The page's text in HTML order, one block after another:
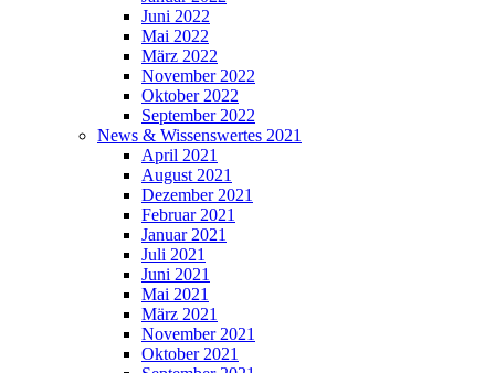
Juni 2022
Mai 2022
März 2022
November 2022
Oktober 2022
September 2022
News & Wissenswertes 2021
April 2021
August 2021
Dezember 2021
Februar 2021
Januar 2021
Juli 2021
Juni 2021
Mai 2021
März 2021
November 2021
Oktober 2021